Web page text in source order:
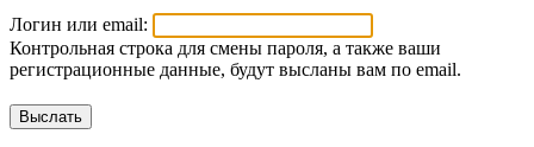
Логин или email:
Контрольная строка для смены пароля, а также ваши
регистрационные данные, будут высланы вам по email.